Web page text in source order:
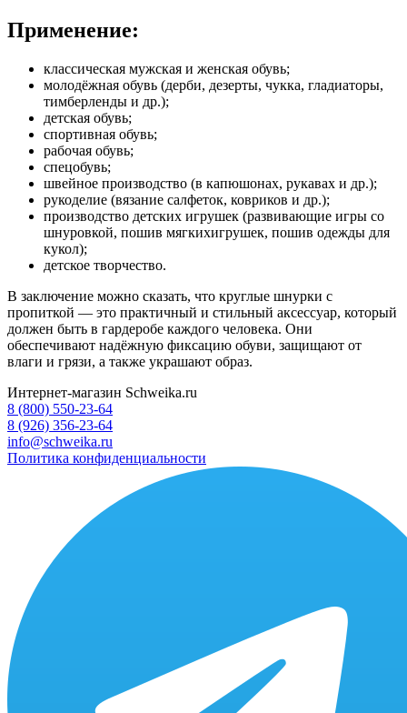
Применение:
классическая мужская и женская обувь;
молодёжная обувь (дерби, дезерты, чукка, гладиаторы,
тимберленды и др.);
детская обувь;
спортивная обувь;
рабочая обувь;
спецобувь;
швейное производство (в капюшонах, рукавах и др.);
рукоделие (вязание салфеток, ковриков и др.);
производство детских игрушек (развивающие игры со
шнуровкой, пошив мягкихигрушек, пошив одежды для
кукол);
детское творчество.
В заключение можно сказать, что круглые шнурки с
пропиткой — это практичный и стильный аксессуар, который
должен быть в гардеробе каждого человека. Они
обеспечивают надёжную фиксацию обуви, защищают от
влаги и грязи, а также украшают образ.
Интернет-магазин Schweika.ru
8 (800) 550-23-64
8 (926) 356-23-64
info@schweika.ru
Политика конфиденциальности